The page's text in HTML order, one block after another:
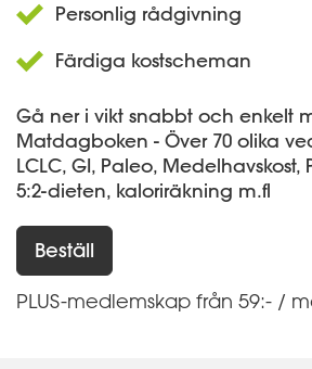
Personlig rådgivning
Färdiga kostscheman
Gå ner i vikt snabbt och enkelt
Matdagboken - Över 70 olika
LCLC, GI, Paleo, Medelhavskost,
5:2-dieten, kaloriräkning m.fl
Beställ
PLUS-medlemskap från 59:- /